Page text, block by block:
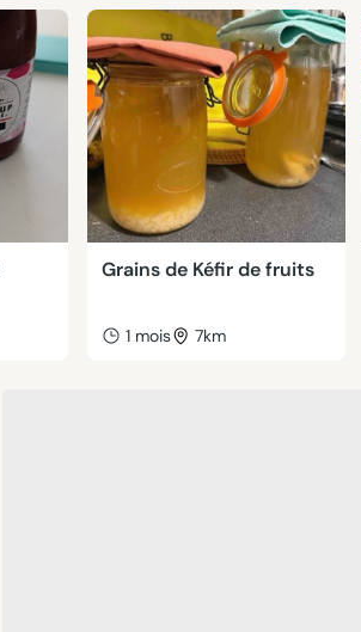
Grains de Kéfir de fruits
1 mois 7km